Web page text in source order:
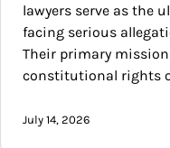
lawyers serve as the
facing serious
Their primary
constitutional rights
July 14, 2026